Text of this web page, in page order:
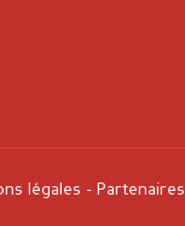
légales - Partenaires